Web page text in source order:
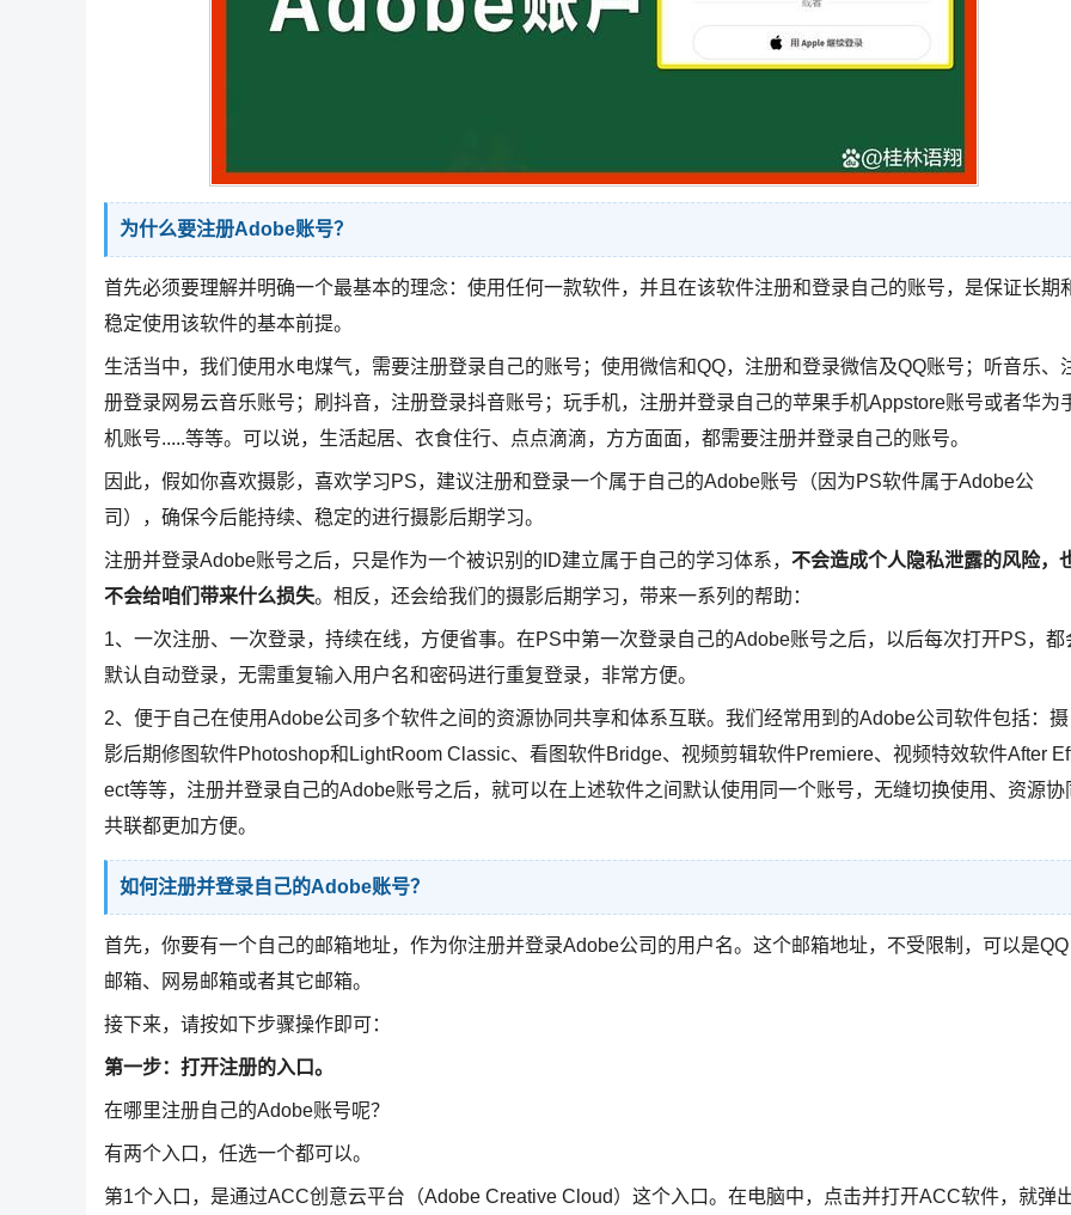
为什么要注册Adobe账号？
首先必须要理解并明确一个最基本的理念：使用任何一款软件，并且在该软件注册和登录自己的账号，是保证长期
稳定使用该软件的基本前提。
生活当中，我们使用水电煤气，需要注册登录自己的账号；使用微信和QQ，注册和登录微信及QQ账号；听音乐、
册登录网易云音乐账号；刷抖音，注册登录抖音账号；玩手机，注册并登录自己的苹果手机Appstore账号或者华为
机账号.....等等。可以说，生活起居、衣食住行、点点滴滴，方方面面，都需要注册并登录自己的账号。
因此，假如你喜欢摄影，喜欢学习PS，建议注册和登录一个属于自己的Adobe账号（因为PS软件属于Adobe公
司），确保今后能持续、稳定的进行摄影后期学习。
注册并登录Adobe账号之后，只是作为一个被识别的ID建立属于自己的学习体系， 不会造成个人隐私泄露的风险，
不会给咱们带来什么损失。相反，还会给我们的摄影后期学习，带来一系列的帮助：
1、一次注册、一次登录，持续在线，方便省事。在PS中第一次登录自己的Adobe账号之后，以后每次打开PS，都
默认自动登录，无需重复输入用户名和密码进行重复登录，非常方便。
2、便于自己在使用Adobe公司多个软件之间的资源协同共享和体系互联。我们经常用到的Adobe公司软件包括：摄
影后期修图软件Photoshop和LightRoom Classic、看图软件Bridge、视频剪辑软件Premiere、视频特效软件After
ect等等，注册并登录自己的Adobe账号之后，就可以在上述软件之间默认使用同一个账号，无缝切换使用、资源协
共联都更加方便。
如何注册并登录自己的Adobe账号？
首先，你要有一个自己的邮箱地址，作为你注册并登录Adobe公司的用户名。这个邮箱地址，不受限制，可以是QQ
邮箱、网易邮箱或者其它邮箱。
接下来，请按如下步骤操作即可：
第一步：打开注册的入口。
在哪里注册自己的Adobe账号呢？
有两个入口，任选一个都可以。
第1个入口，是通过ACC创意云平台（Adobe Creative Cloud）这个入口。在电脑中，点击并打开ACC软件，就弹